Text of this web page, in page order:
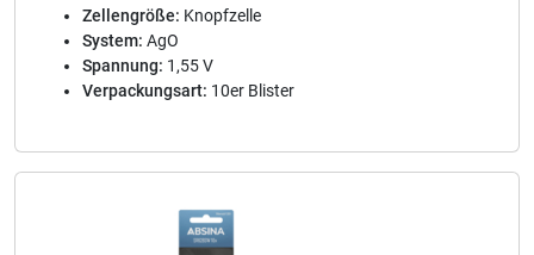
Zellengröße: Knopfzelle
System: AgO
Spannung: 1,55 V
Verpackungsart: 10er Blister